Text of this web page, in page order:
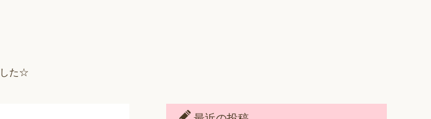
した☆